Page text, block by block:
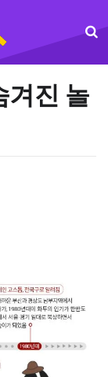
겨진 놀